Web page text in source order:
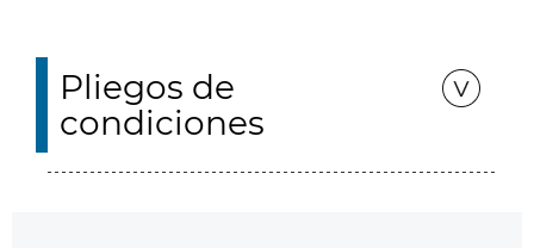
Pliegos de
condiciones